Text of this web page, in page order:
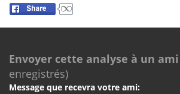
Envoyer cette analyse à un ami
enregistrés)
Message que recevra votre ami: